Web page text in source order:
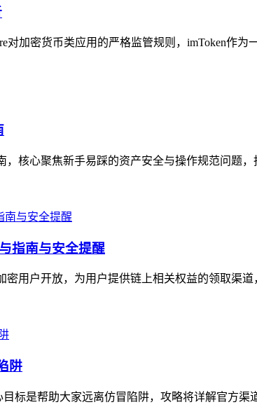
对加密货币类应用的严格监管规则，imToken作
核心聚焦新手易踩的资产安全与操作规范问题
指南与安全提醒
用户开放，为用户提供链上相关权益的领取渠
阱
标是帮助大家远离仿冒陷阱，攻略将详解官方